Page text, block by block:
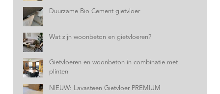
Duurzame Bio Cement gietvloer
Wat zijn woonbeton en gietvloeren?
Gietvloeren en woonbeton in combinatie met
plinten
NIEUW: Lavasteen Gietvloer PREMIUM